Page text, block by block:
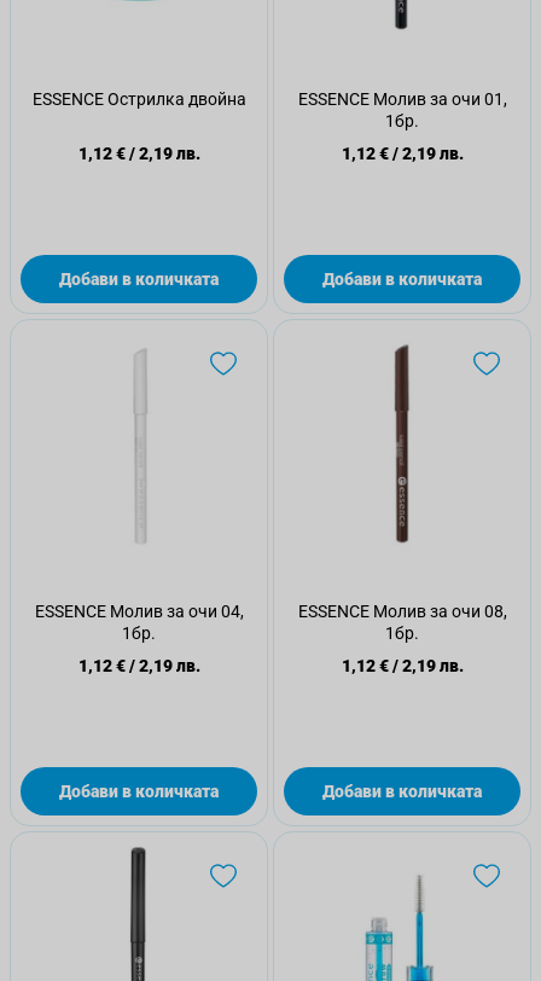
ESSENCE Острилка двойна
1,12 €/2,19 лв.
Добави в количката
ESSENCE Молив за очи 01,
1бр.
1,12 €/2,19 лв.
Добави в количката
ESSENCE Молив за очи 04,
1бр.
1,12 €/2,19 лв.
Добави в количката
ESSENCE Молив за очи 08,
1бр.
1,12 €/2,19 лв.
Добави в количката